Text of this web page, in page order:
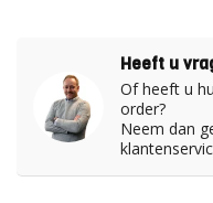
Heeft u
Of heeft u
order?
Neem dan